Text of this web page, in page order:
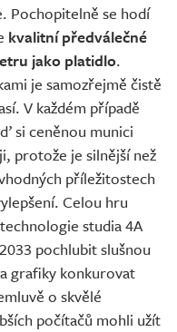
Pochopitelně se hodí
kvalitní předválečné
jako platidlo.
je samozřejmě čistě
V každém případě
si ceněnou munici
protože je silnější než
příležitostech
Celou hru
studia 4A
pochlubit slušnou
grafiky konkurovat
o skvělé
počítačů mohli užít